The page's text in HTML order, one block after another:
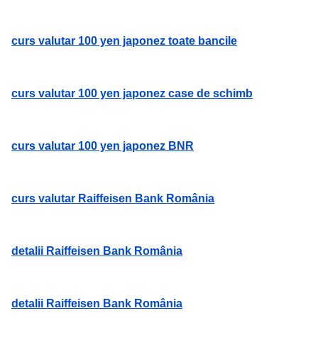
curs valutar 100 yen japonez toate bancile
curs valutar 100 yen japonez case de schimb
curs valutar 100 yen japonez BNR
curs valutar Raiffeisen Bank România
detalii Raiffeisen Bank România
detalii Raiffeisen Bank România